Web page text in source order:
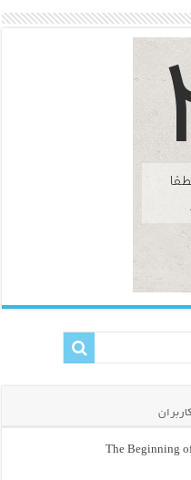
The Beginning